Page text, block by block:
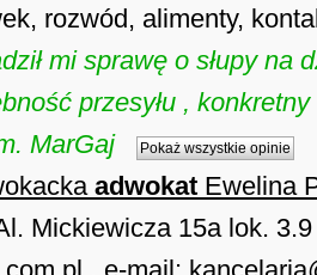
rozwód, alimenty,
mi sprawę o słupy na
przesyłu ,
MarGaj
Pokaż wszystkie opinie
adwokat Ewelina
Mickiewicza 15a lok.